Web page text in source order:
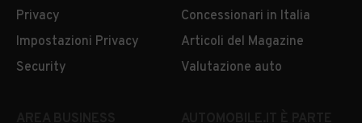
Privacy
Impostazioni Privacy
Security
Concessionari in Italia
Articoli del Magazine
Valutazione auto